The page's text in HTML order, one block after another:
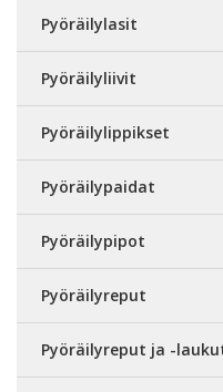
Pyöräilylasit
Pyöräilyliivit
Pyöräilylippikset
Pyöräilypaidat
Pyöräilypipot
Pyöräilyreput
Pyöräilyreput ja -